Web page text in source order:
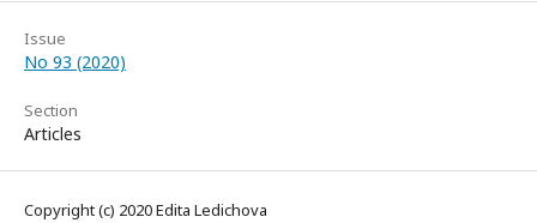
Issue
No 93 (2020)
Section
Articles
Copyright (c) 2020 Edita Ledichova